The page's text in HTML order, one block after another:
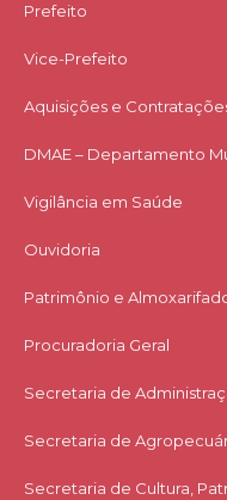
Prefeito
Vice-Prefeito
Aquisições e
DMAE – Departamento
Vigilância em Saúde
Ouvidoria
Patrimônio e
Procuradoria Geral
Secretaria de
Secretaria de
Secretaria de Cultura,